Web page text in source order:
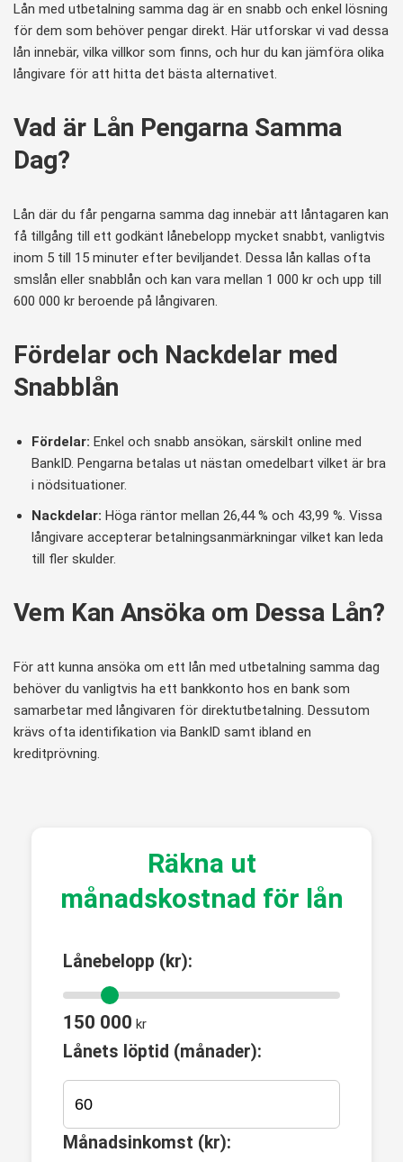
Lån med utbetalning samma dag är en snabb och enkel lösning
för dem som behöver pengar direkt. Här utforskar vi vad dessa
lån innebär, vilka villkor som finns, och hur du kan jämföra olika
långivare för att hitta det bästa alternativet.
Vad är Lån Pengarna Samma
Dag?
Lån där du får pengarna samma dag innebär att låntagaren kan
få tillgång till ett godkänt lånebelopp mycket snabbt, vanligtvis
inom 5 till 15 minuter efter beviljandet. Dessa lån kallas ofta
smslån eller snabblån och kan vara mellan 1 000 kr och upp till
600 000 kr beroende på långivaren.
Fördelar och Nackdelar med
Snabblån
Fördelar: Enkel och snabb ansökan, särskilt online med
BankID. Pengarna betalas ut nästan omedelbart vilket är bra
i nödsituationer.
Nackdelar: Höga räntor mellan 26,44 % och 43,99 %. Vissa
långivare accepterar betalningsanmärkningar vilket kan leda
till fler skulder.
Vem Kan Ansöka om Dessa Lån?
För att kunna ansöka om ett lån med utbetalning samma dag
behöver du vanligtvis ha ett bankkonto hos en bank som
samarbetar med långivaren för direktutbetalning. Dessutom
krävs ofta identifikation via BankID samt ibland en
kreditprövning.
Räkna ut
månadskostnad för lån
Lånebelopp (kr):
150 000 kr
Lånets löptid (månader):
Månadsinkomst (kr):